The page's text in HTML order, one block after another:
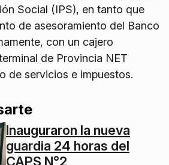
Social (IPS), en tanto que
de asesoramiento del Banco
con un cajero
de Provincia NET
de servicios e impuestos.
Inauguraron la nueva
guardia 24 horas del
CAPS N°2